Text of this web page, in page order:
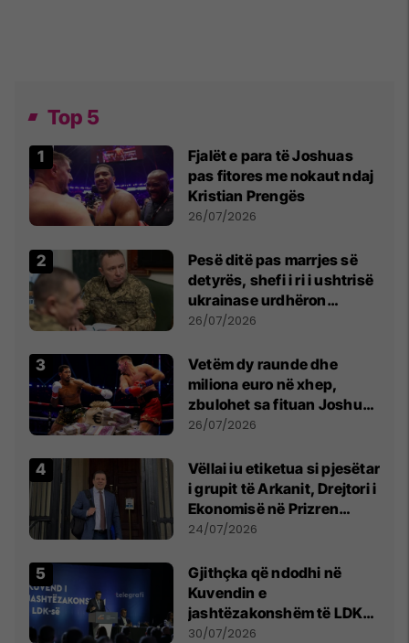
Top 5
Fjalët e para të Joshuas
pas fitores me nokaut ndaj
Kristian Prengës
26/07/2026
Pesë ditë pas marrjes së
detyrës, shefi i ri i ushtrisë
ukrainase urdhëron
kontroll të madh
26/07/2026
Vetëm dy raunde dhe
miliona euro në xhep,
zbulohet sa fituan Joshua
e Prenga
26/07/2026
Vëllai iu etiketua si pjesëtar
i grupit të Arkanit, Drejtori i
Ekonomisë në Prizren
mohon pretendimet
24/07/2026
Gjithçka që ndodhi në
Kuvendin e
jashtëzakonshëm të LDK-
së
30/07/2026